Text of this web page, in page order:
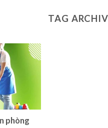
TAG
phòng